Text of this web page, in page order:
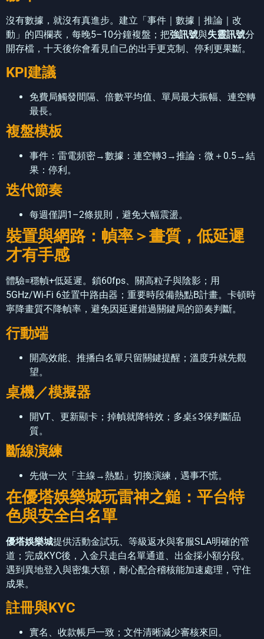
沒有數據，就沒有真進步。建立「事件｜數據｜推論｜改
動」的四欄表，每晚5–10分鐘複盤；把強訊號與失靈訊號分
開存檔，十天後你會看見自己的出手更克制、停利更果斷。
KPI建議
免費局觸發間隔、倍數平均值、單局最大振幅、連空轉
最長。
複盤模板
事件：雷電頻密→數據：連空轉3→推論：微＋0.5→結
果：停利。
迭代節奏
每週僅調1–2條規則，避免大幅震盪。
裝置與網路：幀率＞畫質，低延遲
才有手感
體驗=穩幀+低延遲。鎖60fps、關高粒子與陰影；用
5GHz/Wi-Fi 6並置中路由器；重要時段備熱點B計畫。卡頓時
寧降畫質不降幀率，避免因延遲錯過關鍵局的節奏判斷。
行動端
開高效能、推播白名單只留關鍵提醒；溫度升就先觀
望。
桌機／模擬器
開VT、更新顯卡；掉幀就降特效；多桌≦3保判斷品
質。
斷線演練
先做一次「主線→熱點」切換演練，遇事不慌。
在優塔娛樂城玩雷神之鎚：平台特
色與安全白名單
優塔娛樂城提供活動金試玩、等級返水與客服SLA明確的管
道；完成KYC後，入金只走白名單通道、出金採小額分段。
遇到異地登入與密集大額，耐心配合稽核能加速處理，守住
成果。
註冊與KYC
實名、收款帳戶一致；文件清晰減少審核來回。